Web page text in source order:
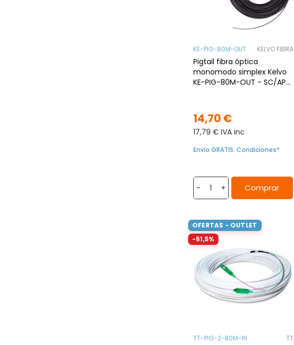
KE-PIG-80M-OUT KELVO FIBRA
Pigtail fibra óptica
monomodo simplex Kelvo
KE-PIG-80M-OUT - SC/APC,
14,70 €
17,79 € IVA inc
Envío GRATIS. Condiciones*
- + Comprar
OFERTAS - OUTLET
-51,5%
TT-PIG-2-80M-IN TT